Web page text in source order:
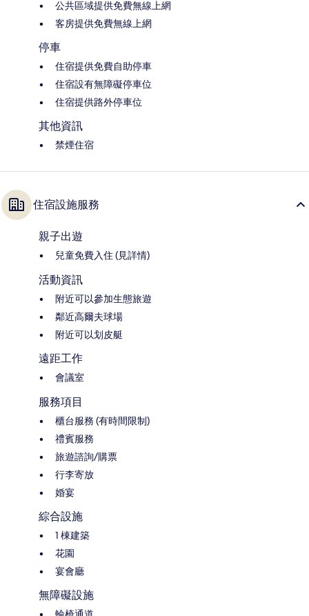
公共區域提供免費無線上網
客房提供免費無線上網
停車
住宿提供免費自助停車
住宿設有無障礙停車位
住宿提供路外停車位
其他資訊
禁煙住宿
住宿設施服務
親子出遊
兒童免費入住 (見詳情)
活動資訊
附近可以參加生態旅遊
鄰近高爾夫球場
附近可以划皮艇
遠距工作
會議室
服務項目
櫃台服務 (有時間限制)
禮賓服務
旅遊諮詢/購票
行李寄放
婚宴
綜合設施
1 棟建築
花園
宴會廳
無障礙設施